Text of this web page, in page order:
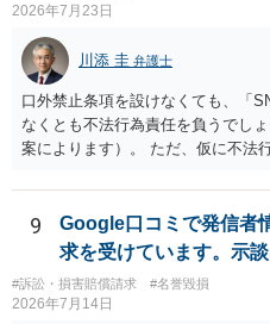
2026年7月23日
川添 圭 弁護士
口外禁止条項を設けなくても、「
なくとも不法行為責任を負うでし
案によります）。 ただ、仮に不法
（日本の裁判所が認定する慰謝料
ような金額ではありません）。そ
した場合の違約金（100～200万円
味と抑止力があります。 逆に、口
がある場合を除いて第三者へ情報
め、口外禁止条項によって自らを
9
Google口コミで発信者
求を受けています。示
#訴訟・損害賠償請求 #名誉毀損
2026年7月14日